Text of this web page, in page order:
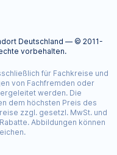
Deutschland — © 2011-
vorbehalten.
für Fachkreise und
von Fachfremden oder
werden. Die
dem höchsten Preis des
zzgl. gesetzl. MwSt. und
Abbildungen können